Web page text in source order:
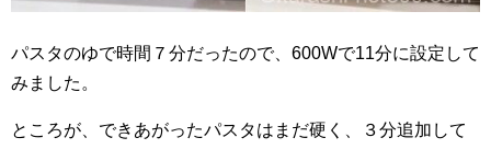
パスタのゆで時間７分だったので、600Wで11分に設定して
みました。
ところが、できあがったパスタはまだ硬く、３分追加して